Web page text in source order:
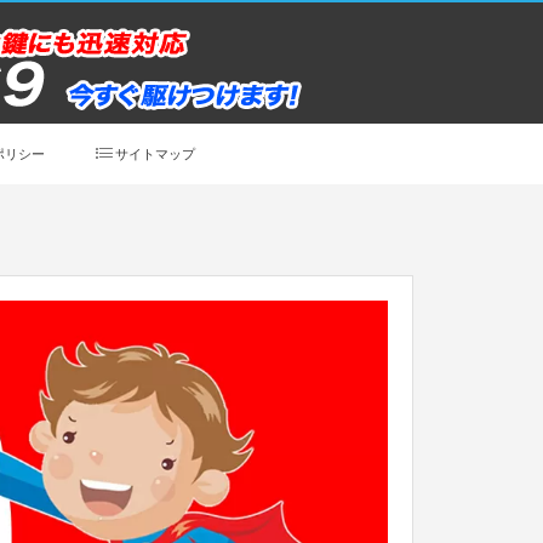
リシー サイトマップ